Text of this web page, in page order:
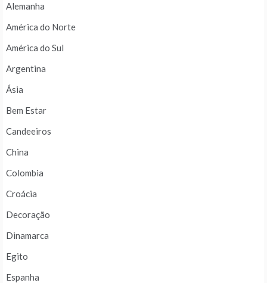
Alemanha
América do Norte
América do Sul
Argentina
Ásia
Bem Estar
Candeeiros
China
Colombia
Croácia
Decoração
Dinamarca
Egito
Espanha